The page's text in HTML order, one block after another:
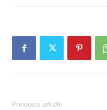
Previous article